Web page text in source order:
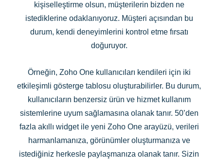
kişiselleştirme olsun, müşterilerin bizden ne
istediklerine odaklanıyoruz. Müşteri açısından bu
durum, kendi deneyimlerini kontrol etme fırsatı
doğuruyor.
Örneğin, Zoho One kullanıcıları kendileri için iki
etkileşimli gösterge tablosu oluşturabilirler. Bu durum,
kullanıcıların benzersiz ürün ve hizmet kullanım
sistemlerine uyum sağlamasına olanak tanır. 50’den
fazla akıllı widget ile yeni Zoho One arayüzü, verileri
harmanlamanıza, görünümler oluşturmanıza ve
istediğiniz herkesle paylaşmanıza olanak tanır. Sizin